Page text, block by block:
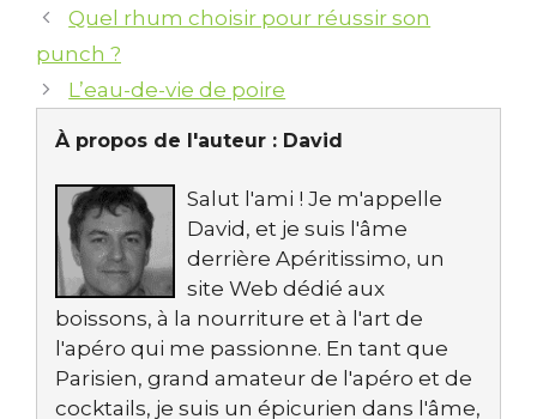
Quel rhum choisir pour réussir son
punch ?
L’eau-de-vie de poire
À propos de l'auteur : David
Salut l'ami ! Je m'appelle
David, et je suis l'âme
derrière Apéritissimo, un
site Web dédié aux
boissons, à la nourriture et à l'art de
l'apéro qui me passionne. En tant que
Parisien, grand amateur de l'apéro et de
cocktails, je suis un épicurien dans l'âme,